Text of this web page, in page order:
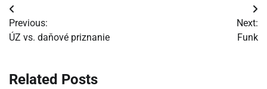
Navigácia
v
Previous:
ÚZ vs. daňové priznanie
Next:
Funk
Related Posts